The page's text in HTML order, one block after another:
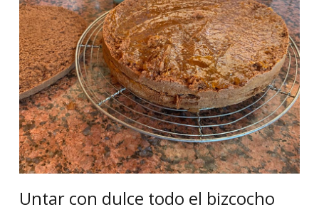
Untar con dulce todo el bizcocho